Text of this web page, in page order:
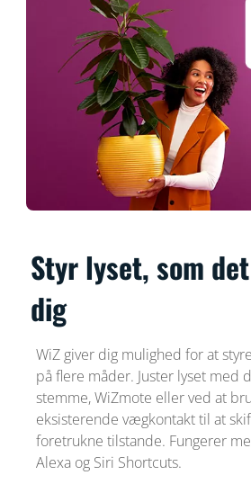
Styr lyset, som
dig
WiZ giver dig mulighed for at
på flere måder. Juster lyset med
stemme, WiZmote eller ved at
eksisterende vægkontakt til at
foretrukne tilstande. Fungerer
Alexa og Siri Shortcuts.